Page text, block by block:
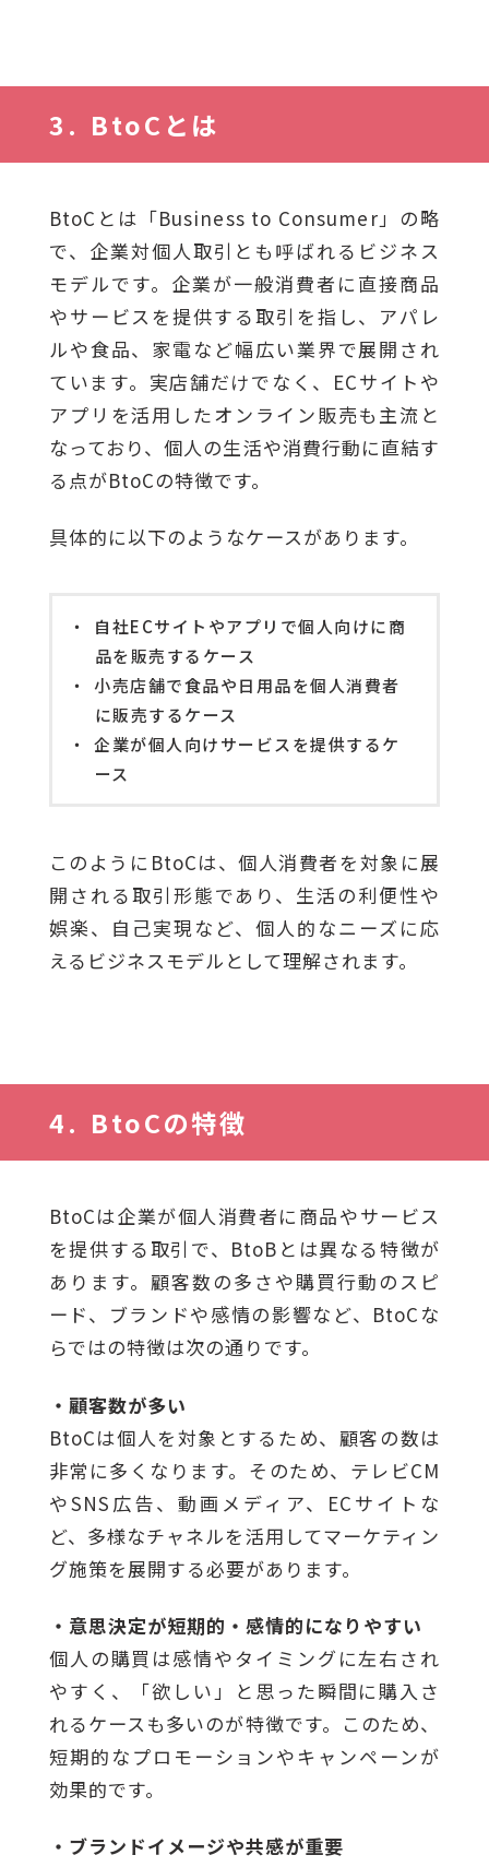
BtoCとは
BtoCとは「Business to Consumer」の略
で、企業対個人取引とも呼ばれるビジネス
モデルです。企業が一般消費者に直接商品
やサービスを提供する取引を指し、アパレ
ルや食品、家電など幅広い業界で展開され
ています。実店舗だけでなく、ECサイトや
アプリを活用したオンライン販売も主流と
なっており、個人の生活や消費行動に直結す
る点がBtoCの特徴です。
具体的に以下のようなケースがあります。
自社ECサイトやアプリで個人向けに商
品を販売するケース
小売店舗で食品や日用品を個人消費者
に販売するケース
企業が個人向けサービスを提供するケ
ース
このようにBtoCは、個人消費者を対象に展
開される取引形態であり、生活の利便性や
娯楽、自己実現など、個人的なニーズに応
えるビジネスモデルとして理解されます。
BtoCの特徴
BtoCは企業が個人消費者に商品やサービス
を提供する取引で、BtoBとは異なる特徴が
あります。顧客数の多さや購買行動のスピ
ード、ブランドや感情の影響など、BtoCな
らではの特徴は次の通りです。
・顧客数が多い
BtoCは個人を対象とするため、顧客の数は
非常に多くなります。そのため、テレビCM
やSNS広告、動画メディア、ECサイトな
ど、多様なチャネルを活用してマーケティン
グ施策を展開する必要があります。
・意思決定が短期的・感情的になりやすい
個人の購買は感情やタイミングに左右され
やすく、「欲しい」と思った瞬間に購入さ
れるケースも多いのが特徴です。このため、
短期的なプロモーションやキャンペーンが
効果的です。
・ブランドイメージや共感が重要